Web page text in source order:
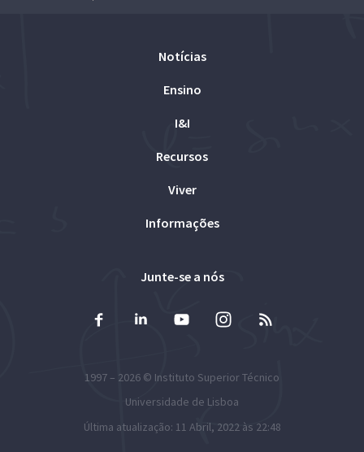
Notícias
Ensino
I&I
Recursos
Viver
Informações
Junte-se a nós
1997 – 2026 © Instituto Superior Técnico
Universidade de Lisboa
Última atualização: 11 Abril, 2022 às 22:48